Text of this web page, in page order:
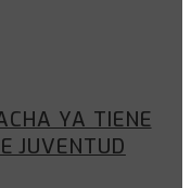
YA TIENE
JUVENTUD